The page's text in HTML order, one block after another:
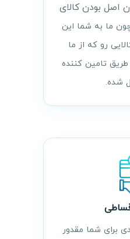
اصل بودن کالای
ما به شما این
رو که از ما
تامین کننده
شده.
برای شما مقدور